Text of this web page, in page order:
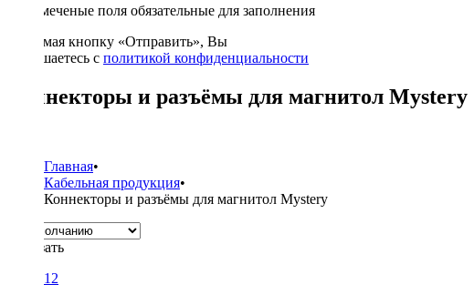
* - отмеченые поля обязательные для заполнения
Нажимая кнопку «Отправить», Вы
соглашаетесь с политикой конфиденциальности
Коннекторы и разъёмы для магнитол Mystery
Главная•
Кабельная продукция•
Коннекторы и разъёмы для магнитол Mystery
Показать
12